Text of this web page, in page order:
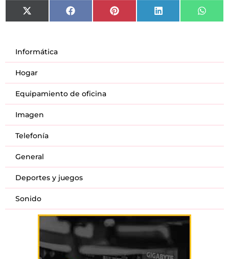
X
(Twitter)
Facebook Pinterest LinkedIn
Informática
Hogar
Equipamiento de oficina
Imagen
Telefonía
General
Deportes y juegos
Sonido